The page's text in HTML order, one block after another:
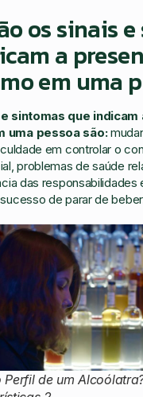
os sinais
a
em uma
sintomas que
uma pessoa são:
em controlar o
problemas de saúde
das responsabilidades
de parar de
Perfil de um